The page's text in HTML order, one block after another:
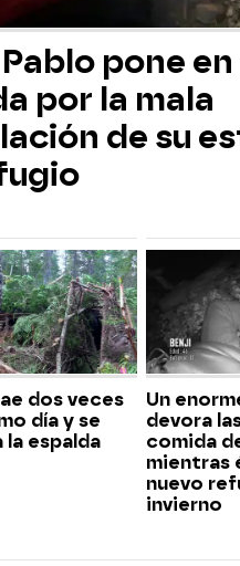
pone
por la mala
de su
dos veces
día y se
espalda
Un
devora
comida
mientras
nuevo
invierno